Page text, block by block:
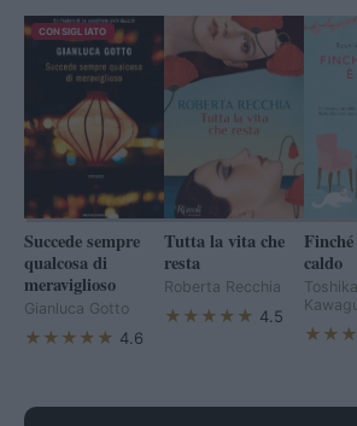
CONSIGLIATO
Succede sempre
qualcosa di
meraviglioso
Gianluca Gotto
★★★★★ 4.6
Tutta la vita che
resta
Roberta Recchia
★★★★★ 4.5
caldo